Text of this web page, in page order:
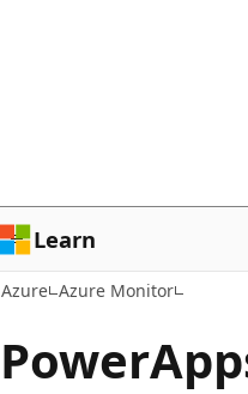
容
Learn
Azure Azure Monitor